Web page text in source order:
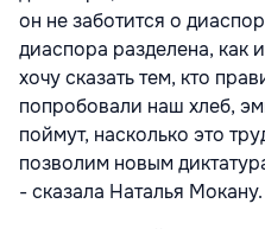
он не заботится о
диаспора разделена, как
хочу сказать тем, кто
попробовали наш хлеб,
поймут, насколько это
позволим новым
- сказала Наталья Мокану.